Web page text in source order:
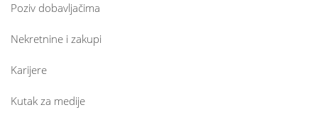
Poziv dobavljačima
Nekretnine i zakupi
Karijere
Kutak za medije